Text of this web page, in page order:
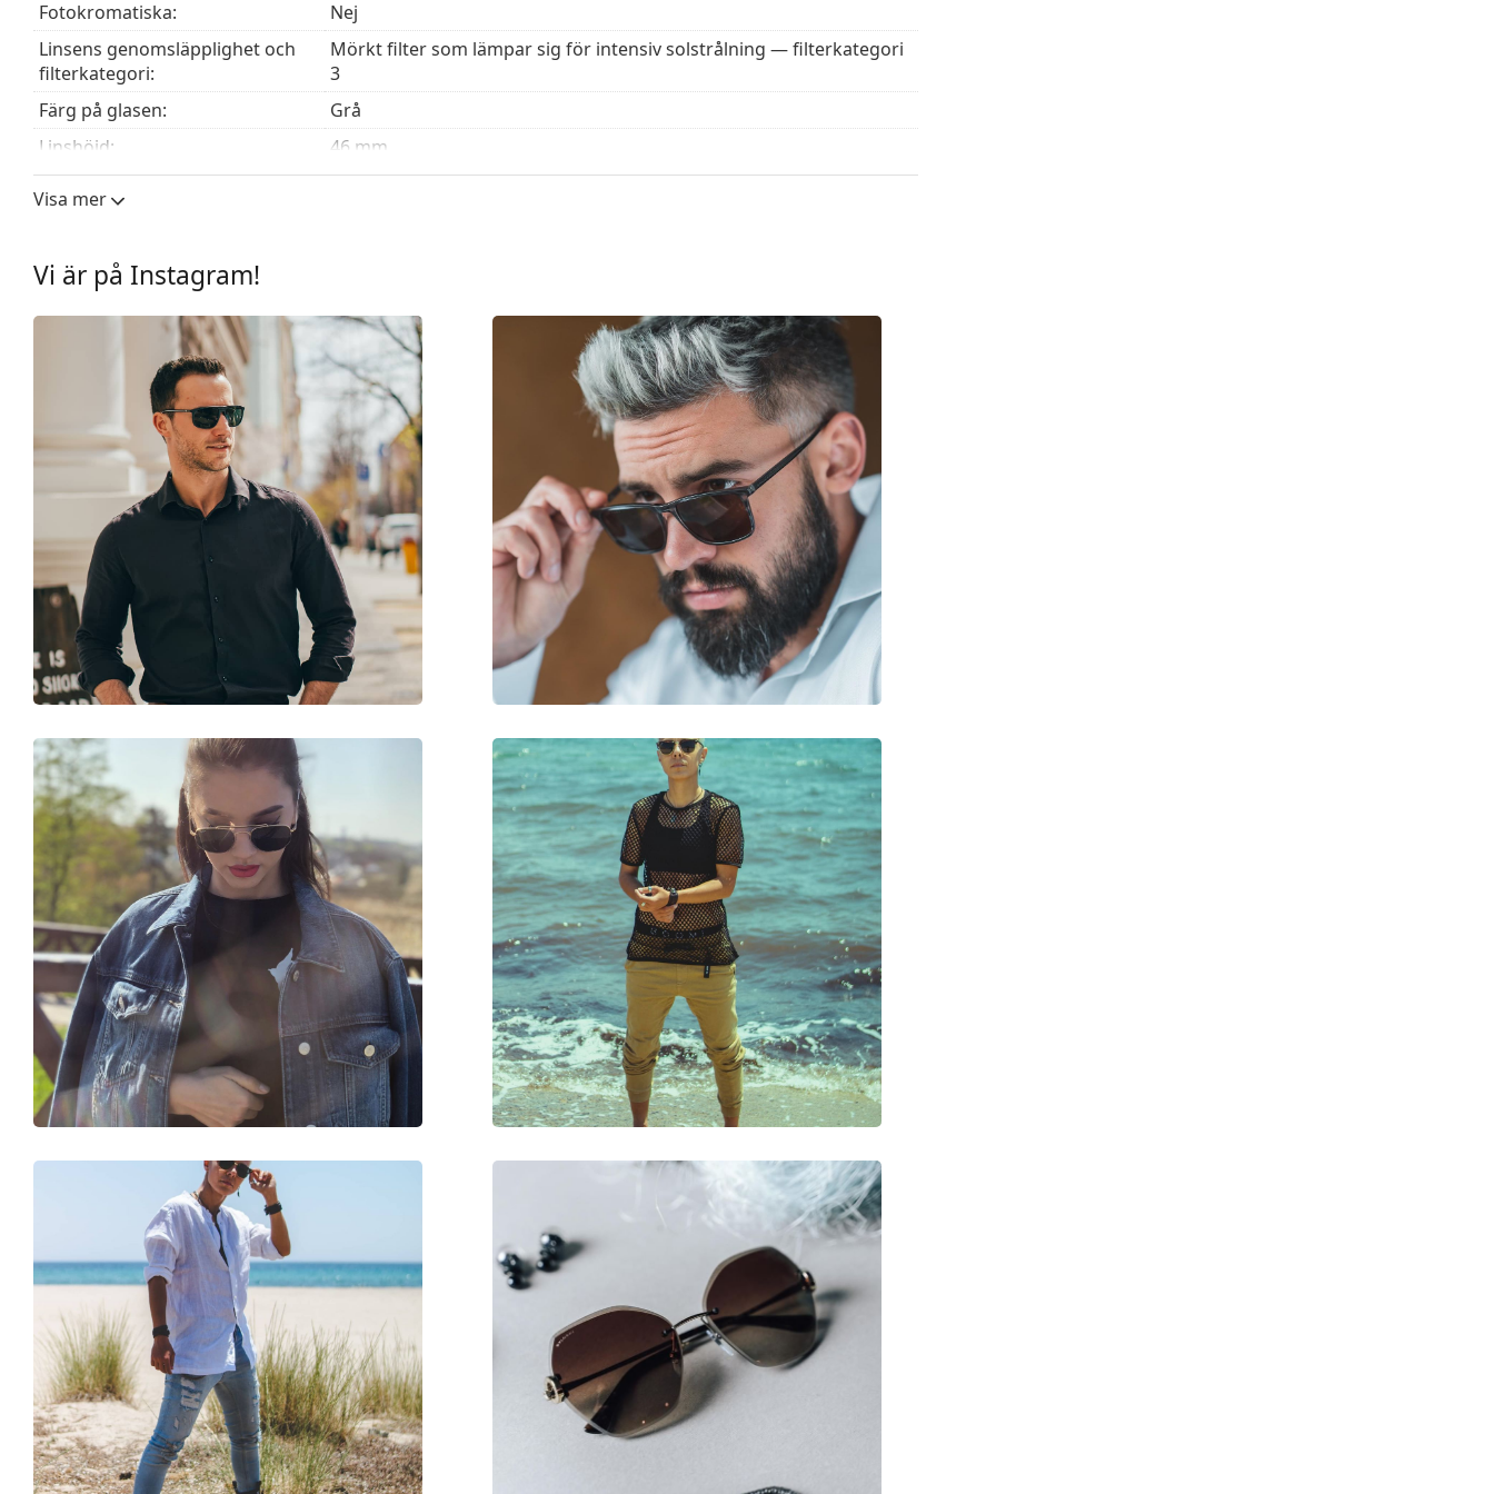
Fotokromatiska:
Nej
Linsens genomsläpplighet och
filterkategori:
Mörkt filter som lämpar sig för intensiv solstrålning — filterkategori
3
Färg på glasen:
Grå
Linshöjd:
46 mm
Linsbredd:
56 mm
UV-filter 400:
Båge
Kvadratisk
Svart
Bågmaterial:
Plast
Storlek:
M
135 mm
Skalmlängd:
140 mm
Näsbryggans bredd:
18 mm
Vikt:
110 g
Justerbara näskuddar:
Nej
Fjädergångjärn:
Nej
Tillbehör
Putsduk:
Övrigt
Kön:
Dam
Kategori:
Solglasögon
Varumärke:
Emporio Armani
Användning:
Enligt mode
Kod:
EA 4060 5017/8G 56
Recept finns:
Nej
Visa mer
Vi är på Instagram!